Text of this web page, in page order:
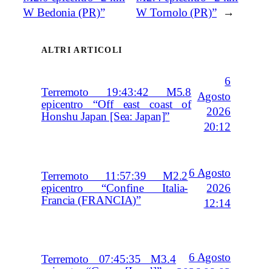
W Bedonia (PR)”
W Tornolo (PR)”
→
ALTRI ARTICOLI
Terremoto 19:43:42 M5.8
epicentro “Off east coast of
Honshu Japan [Sea: Japan]”
6
Agosto
2026
20:12
Terremoto 11:57:39 M2.2
epicentro “Confine Italia-
Francia (FRANCIA)”
6 Agosto
2026
12:14
Terremoto 07:45:35 M3.4
6 Agosto